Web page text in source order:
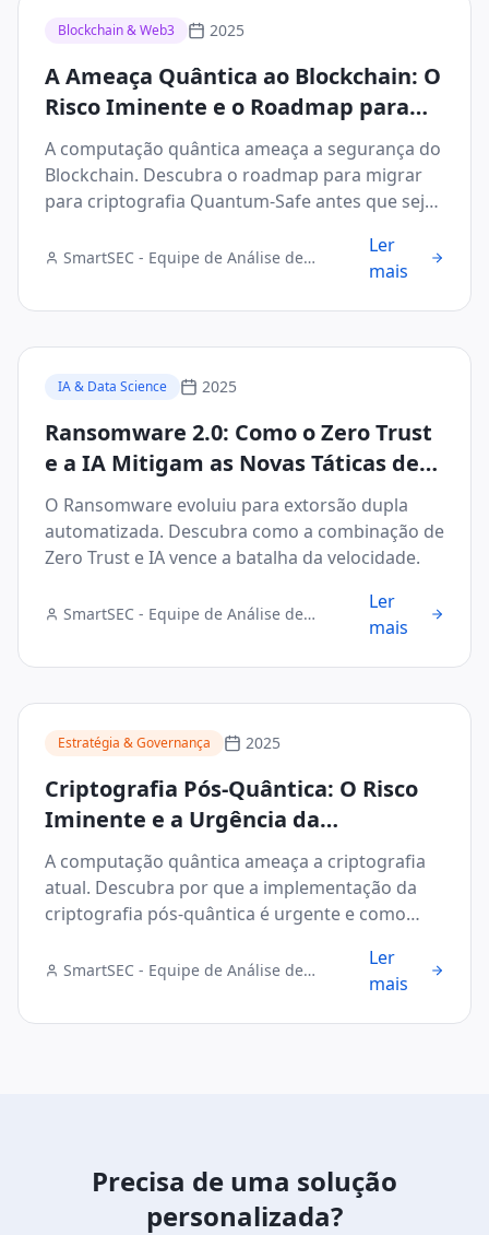
Blockchain & Web3 2025
A Ameaça Quântica ao Blockchain: O
Risco Iminente e o Roadmap para
Criptografia Quantum-Safe
A computação quântica ameaça a segurança do
Blockchain. Descubra o roadmap para migrar
para criptografia Quantum-Safe antes que seja
SmartSEC - Equipe de Análise de
Ler
mais
IA & Data Science 2025
Ransomware 2.0: Como o Zero Trust
e a IA Mitigam as Novas Táticas de
Extorsão Automatizada
O Ransomware evoluiu para extorsão dupla
automatizada. Descubra como a combinação de
Zero Trust e IA vence a batalha da velocidade.
SmartSEC - Equipe de Análise de
Ler
mais
Estratégia & Governança 2025
Criptografia Pós-Quântica: O Risco
Iminente e a Urgência da
Implementação
A computação quântica ameaça a criptografia
atual. Descubra por que a implementação da
criptografia pós-quântica é urgente e como
SmartSEC - Equipe de Análise de
Ler
mais
Precisa de uma solução
personalizada?